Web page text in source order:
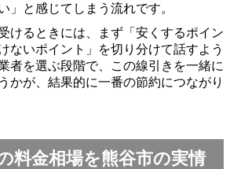
」と感じてしまう流れです。
けるときには、まず「安くするポイン
ないポイント」を切り分けて話すよう
者を選ぶ段階で、この線引きを一緒に
かが、結果的に一番の節約につながり
料金相場を熊谷市の実情